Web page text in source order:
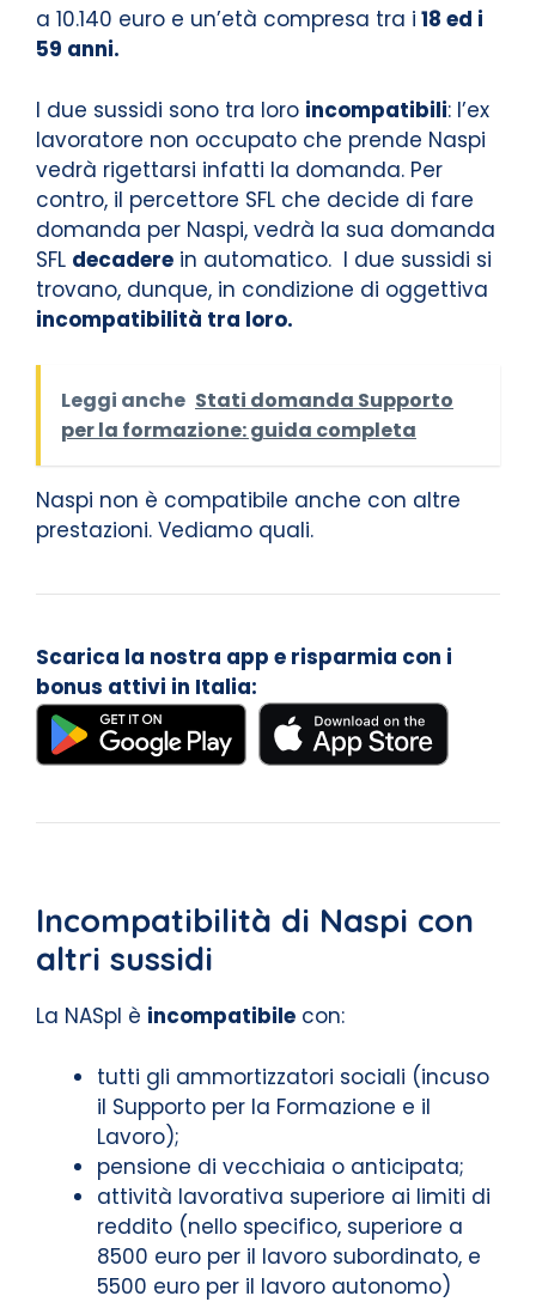
a 10.140 euro e un’età compresa tra i 18 ed i
59 anni.
I due sussidi sono tra loro incompatibili: l’ex
lavoratore non occupato che prende Naspi
vedrà rigettarsi infatti la domanda. Per
contro, il percettore SFL che decide di fare
domanda per Naspi, vedrà la sua domanda
SFL decadere in automatico. I due sussidi si
trovano, dunque, in condizione di oggettiva
incompatibilità tra loro.
Leggi anche Stati domanda Supporto
per la formazione: guida completa
Naspi non è compatibile anche con altre
prestazioni. Vediamo quali.
Scarica la nostra app e risparmia con i
bonus attivi in Italia:
Incompatibilità di Naspi con
altri sussidi
La NASpI è incompatibile con:
tutti gli ammortizzatori sociali (incuso
il Supporto per la Formazione e il
Lavoro);
pensione di vecchiaia o anticipata;
attività lavorativa superiore ai limiti di
reddito (nello specifico, superiore a
8500 euro per il lavoro subordinato, e
5500 euro per il lavoro autonomo)